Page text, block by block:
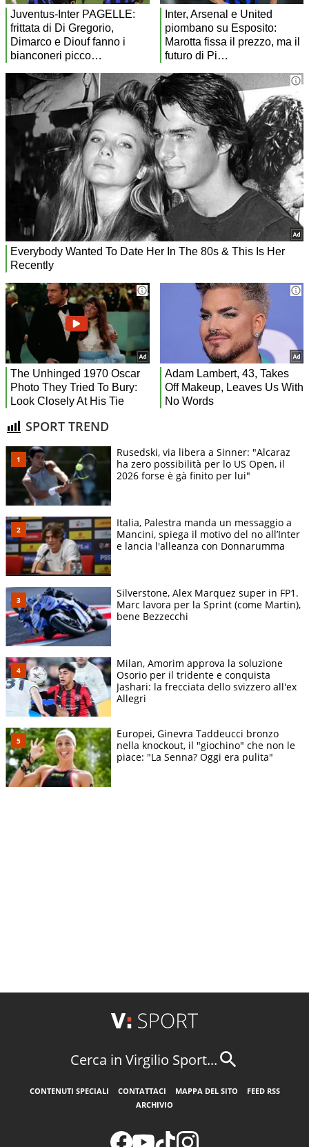
SPORT TREND
Rusedski, via libera a Sinner: "Alcaraz
ha zero possibilità per lo US Open, il
2026 forse è gà finito per lui"
Italia, Palestra manda un messaggio a
Mancini, spiega il motivo del no all’Inter
e lancia l'alleanza con Donnarumma
Silverstone, Alex Marquez super in FP1.
Marc lavora per la Sprint (come Martin),
bene Bezzecchi
Milan, Amorim approva la soluzione
Osorio per il tridente e conquista
Jashari: la frecciata dello svizzero all'ex
Allegri
Europei, Ginevra Taddeucci bronzo
nella knockout, il "giochino" che non le
piace: "La Senna? Oggi era pulita"
Cerca in Virgilio Sport...
CONTENUTI SPECIALI CONTATTACI MAPPA DEL SITO
FEED RSS
ARCHIVIO